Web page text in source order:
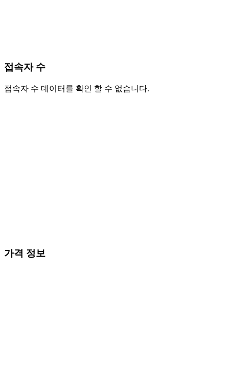
접속자 수
접속자 수 데이터를 확인 할 수 없습니다.
가격 정보